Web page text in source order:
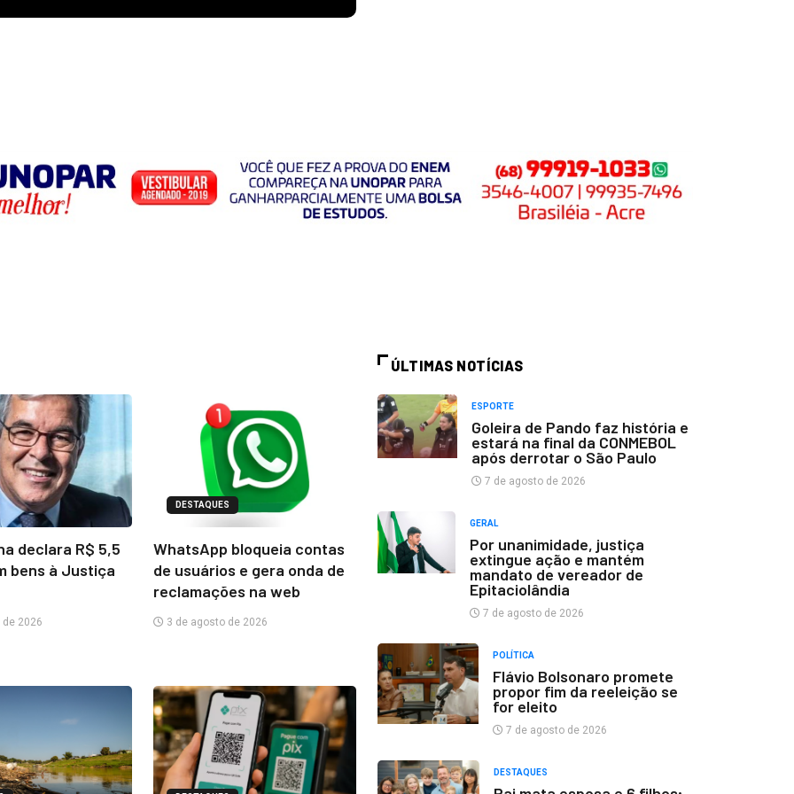
declara R$ 5,5
bens à Justiça
2026
DESTAQUES
WhatsApp bloqueia contas
de usuários e gera onda de
reclamações na web
3 de agosto de 2026
ÚLTIMAS NOTÍCIAS
ESPORTE
Goleira de Pando faz história e
estará na final da CONMEBOL
após derrotar o São Paulo
7 de agosto de 2026
GERAL
Por unanimidade, justiça
extingue ação e mantém
mandato de vereador de
Epitaciolândia
7 de agosto de 2026
POLÍTICA
Flávio Bolsonaro promete
propor fim da reeleição se
for eleito
7 de agosto de 2026
DESTAQUES